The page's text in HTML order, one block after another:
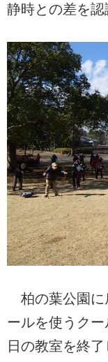
静時との差を認
柏の葉公園に
ールを使うク
日の教室を終了